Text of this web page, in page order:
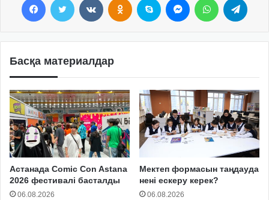
Басқа материалдар
Астанада Comic Con Astana
2026 фестивалі басталды
06.08.2026
Мектеп формасын таңдауда
нені ескеру керек?
06.08.2026